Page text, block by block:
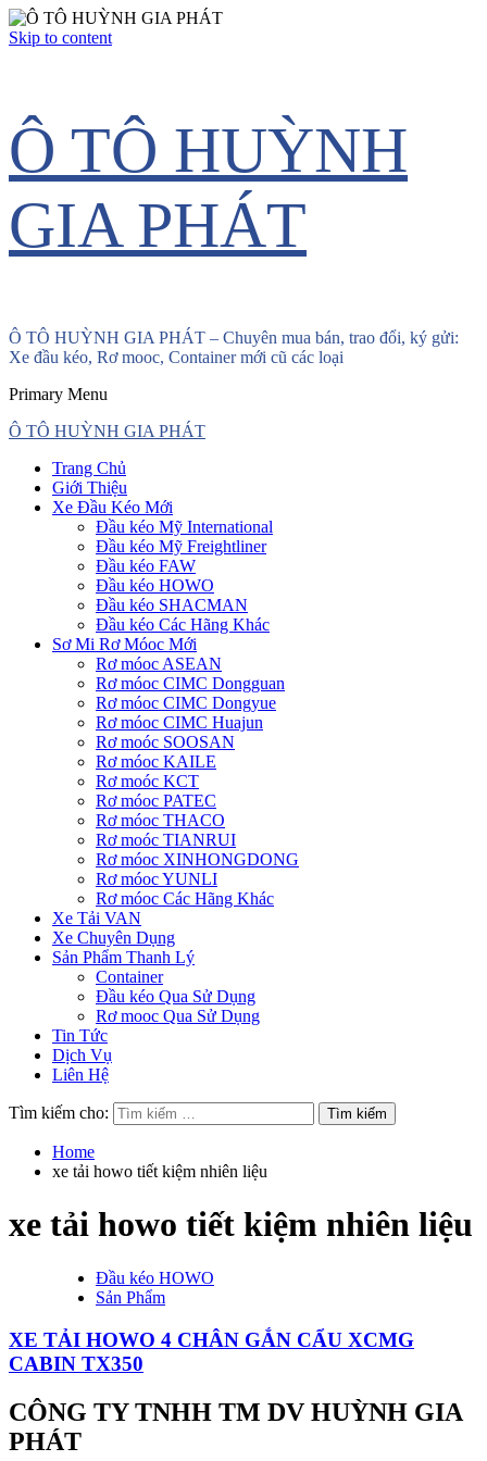
Skip to content
Ô TÔ HUỲNH
GIA PHÁT
Ô TÔ HUỲNH GIA PHÁT – Chuyên mua bán, trao đổi, ký gửi:
Xe đầu kéo, Rơ mooc, Container mới cũ các loại
Primary Menu
Ô TÔ HUỲNH GIA PHÁT
Trang Chủ
Giới Thiệu
Xe Đầu Kéo Mới
Đầu kéo Mỹ International
Đầu kéo Mỹ Freightliner
Đầu kéo FAW
Đầu kéo HOWO
Đầu kéo SHACMAN
Đầu kéo Các Hãng Khác
Sơ Mi Rơ Móoc Mới
Rơ móoc ASEAN
Rơ móoc CIMC Dongguan
Rơ móoc CIMC Dongyue
Rơ móoc CIMC Huajun
Rơ moóc SOOSAN
Rơ móoc KAILE
Rơ moóc KCT
Rơ móoc PATEC
Rơ móoc THACO
Rơ moóc TIANRUI
Rơ móoc XINHONGDONG
Rơ móoc YUNLI
Rơ móoc Các Hãng Khác
Xe Tải VAN
Xe Chuyên Dụng
Sản Phẩm Thanh Lý
Container
Đầu kéo Qua Sử Dụng
Rơ mooc Qua Sử Dụng
Tin Tức
Dịch Vụ
Liên Hệ
Tìm kiếm cho:
Home
xe tải howo tiết kiệm nhiên liệu
xe tải howo tiết kiệm nhiên liệu
Đầu kéo HOWO
Sản Phẩm
XE TẢI HOWO 4 CHÂN GẮN CẨU XCMG
CABIN TX350
CÔNG TY TNHH TM DV HUỲNH GIA
PHÁT